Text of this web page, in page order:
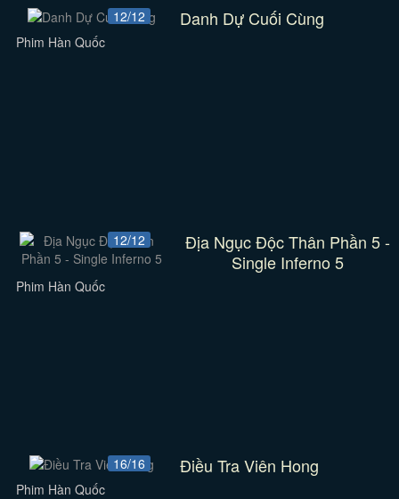
12/12 Danh Dự Cuối Cùng
Phim Hàn Quốc
12/12
Địa Ngục Độc Thân Phần 5 -
Single Inferno 5
Phim Hàn Quốc
16/16 Điều Tra Viên Hong
Phim Hàn Quốc